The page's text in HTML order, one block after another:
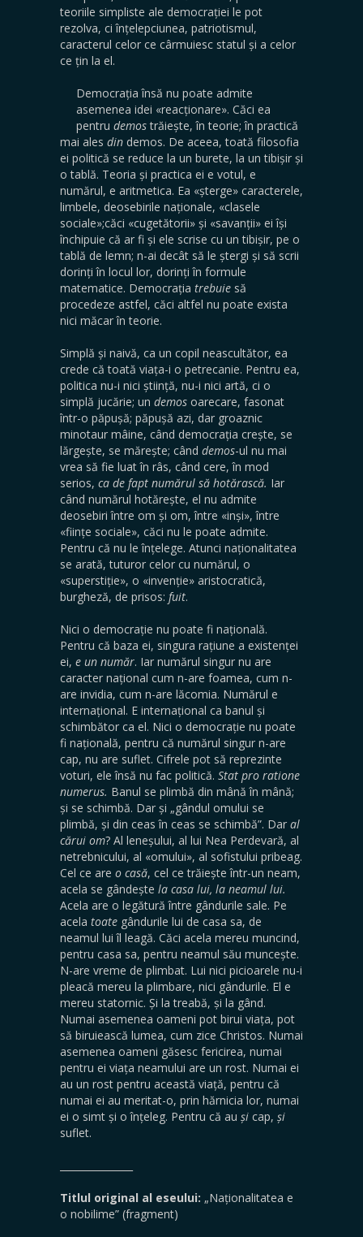
teoriile simpliste ale democrației le pot
rezolva, ci înțelepciunea, patriotismul,
caracterul celor ce cârmuiesc statul și a celor
ce țin la el.
Democrația însă nu poate admite
asemenea idei «reacționare». Căci ea
pentru demostrăiește, în teorie; în practică
mai ales din demos. De aceea, toată filosofia
ei politică se reduce la un burete, la un tibișir și
o tablă. Teoria și practica ei e votul, e
numărul, e aritmetica. Ea «șterge» caracterele,
limbele, deosebirile naționale, «clasele
sociale»;căci «cugetătorii» și «savanții» ei își
închipuie că ar fi și ele scrise cu un tibișir, pe o
tablă de lemn; n-ai decât să le ștergi și să scrii
dorinți în locul lor, dorinți în formule
matematice. Democrația trebuie să
procedeze astfel, căci altfel nu poate exista
nici măcar în teorie.
Simplă și naivă, ca un copil neascultător, ea
crede că toată viața-i o petrecanie. Pentru ea,
politica nu-i nici știință, nu-i nici artă, ci o
simplă jucărie; un demos oarecare, fasonat
într-o păpușă; păpușă azi, dar groaznic
minotaur mâine, când democrația crește, se
lărgește, se mărește; când demos-ul nu mai
vrea să fie luat în râs, când cere, în mod
serios, ca de fapt numărul să hotărască. Iar
când numărul hotărește, el nu admite
deosebiri între om și om, între «inși», între
«ființe sociale», căci nu le poate admite.
Pentru că nu le înțelege. Atunci naționalitatea
se arată, tuturor celor cu numărul, o
«superstiție», o «invenție» aristocratică,
burgheză, de prisos: fuit.
Nici o democrație nu poate fi națională.
Pentru că baza ei, singura rațiune a existenței
ei, e un număr. Iar numărul singur nu are
caracter național cum n-are foamea, cum n-
are invidia, cum n-are lăcomia. Numărul e
internațional. E internațional ca banul și
schimbător ca el. Nici o democrație nu poate
fi națională, pentru că numărul singur n-are
cap, nu are suflet. Cifrele pot să reprezinte
voturi, ele însă nu fac politică. Stat pro ratione
numerus. Banul se plimbă din mână în mână;
și se schimbă. Dar și „gândul omului se
plimbă, și din ceas în ceas se schimbă”. Dar al
cărui om? Al leneșului, al lui Nea Perdevară, al
netrebnicului, al «omului», al sofistului pribeag.
Cel ce are o casă, cel ce trăiește într-un neam,
acela se gândește la casa lui, la neamul lui.
Acela are o legătură între gândurile sale. Pe
acela toate gândurile lui de casa sa, de
neamul lui îl leagă. Căci acela mereu muncind,
pentru casa sa, pentru neamul său muncește.
N-are vreme de plimbat. Lui nici picioarele nu-i
pleacă mereu la plimbare, nici gândurile. El e
mereu statornic. Și la treabă, și la gând.
Numai asemenea oameni pot birui viața, pot
să biruiească lumea, cum zice Christos. Numai
asemenea oameni găsesc fericirea, numai
pentru ei viața neamului are un rost. Numai ei
au un rost pentru această viață, pentru că
numai ei au meritat-o, prin hărnicia lor, numai
ei o simt și o înțeleg. Pentru că au și cap, și
suflet.
Titlul original al eseului: „Naționalitatea e
o nobilime” (fragment)